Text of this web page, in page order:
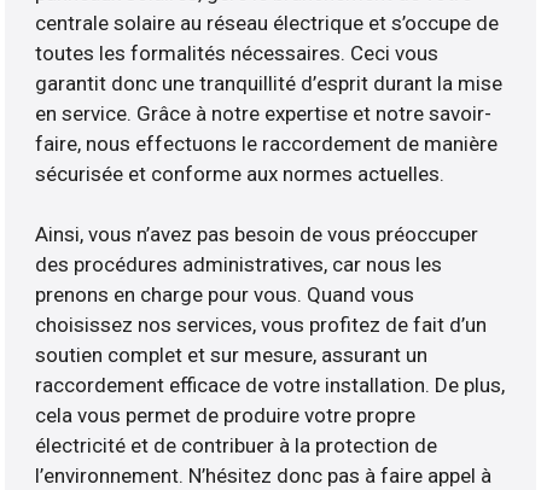
centrale solaire au réseau électrique et s’occupe de
toutes les formalités nécessaires. Ceci vous
garantit donc une tranquillité d’esprit durant la mise
en service. Grâce à notre expertise et notre savoir-
faire, nous effectuons le raccordement de manière
sécurisée et conforme aux normes actuelles.
Ainsi, vous n’avez pas besoin de vous préoccuper
des procédures administratives, car nous les
prenons en charge pour vous. Quand vous
choisissez nos services, vous profitez de fait d’un
soutien complet et sur mesure, assurant un
raccordement efficace de votre installation. De plus,
cela vous permet de produire votre propre
électricité et de contribuer à la protection de
l’environnement. N’hésitez donc pas à faire appel à